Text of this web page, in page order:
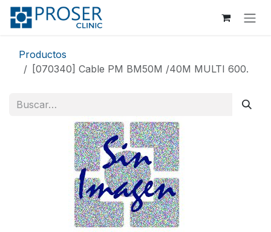
Ir al contenido
Productos
[070340] Cable PM BM50M /40M MULTI 600.